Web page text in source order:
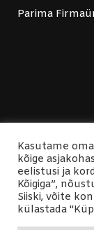
Parima
Kasutame
kõige
eelistusi ja
Kõigiga”,
Siiski, võite
külastada